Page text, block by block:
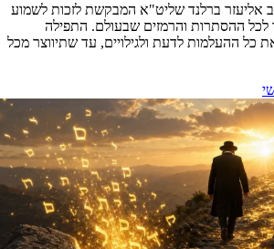
ברלנד שליט"א המבקשת לזכות לשמוע
ההסתרות והרמזים שבעולם. התפילה
לדעת ולגילויים, עד שתיווצר מכל